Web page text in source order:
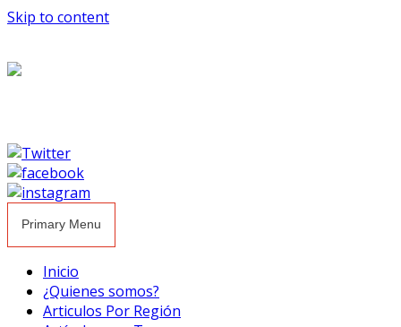
Skip to content
Primary Menu
Inicio
¿Quienes somos?
Articulos Por Región